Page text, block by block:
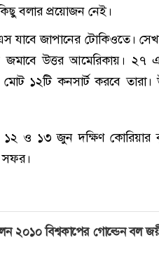
বলার প্রয়োজন নেই।
যাবে জাপানের টোকিওতে।
উত্তর আমেরিকায়। ২৭
মোট ১২টি কনসার্ট করবে
ও ১৩ জুন দক্ষিণ কোরিয়ার
সফর।
২০১০ বিশ্বকাপের গোল্ডেন বল